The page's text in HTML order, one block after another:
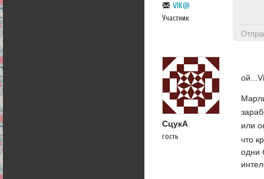
VIK@
Участник
СцукА
гость
или
что
одни